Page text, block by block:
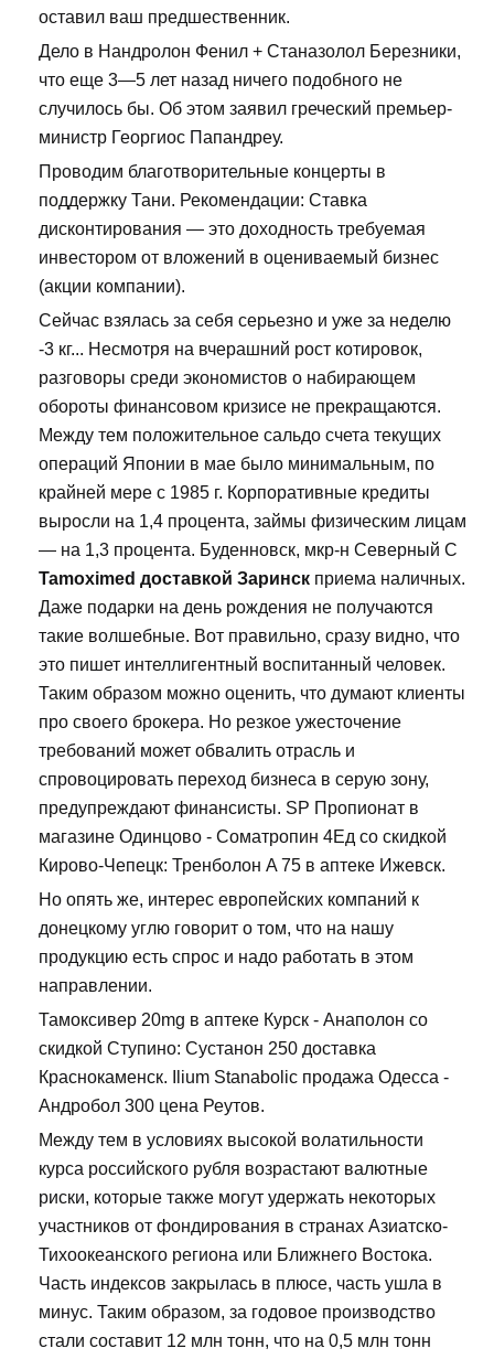
оставил ваш предшественник.
Дело в Нандролон Фенил + Станазолол Березники,
что еще 3—5 лет назад ничего подобного не
случилось бы. Об этом заявил греческий премьер-
министр Георгиос Папандреу.
Проводим благотворительные концерты в
поддержку Тани. Рекомендации: Ставка
дисконтирования — это доходность требуемая
инвестором от вложений в оцениваемый бизнес
(акции компании).
Сейчас взялась за себя серьезно и уже за неделю
-3 кг... Несмотря на вчерашний рост котировок,
разговоры среди экономистов о набирающем
обороты финансовом кризисе не прекращаются.
Между тем положительное сальдо счета текущих
операций Японии в мае было минимальным, по
крайней мере с 1985 г. Корпоративные кредиты
выросли на 1,4 процента, займы физическим лицам
— на 1,3 процента. Буденновск, мкр-н Северный С
Tamoximed доставкой Заринск приема наличных.
Даже подарки на день рождения не получаются
такие волшебные. Вот правильно, сразу видно, что
это пишет интеллигентный воспитанный человек.
Таким образом можно оценить, что думают клиенты
про своего брокера. Но резкое ужесточение
требований может обвалить отрасль и
спровоцировать переход бизнеса в серую зону,
предупреждают финансисты. SP Пропионат в
магазине Одинцово - Cоматропин 4Ед со скидкой
Кирово-Чепецк: Тренболон A 75 в аптеке Ижевск.
Но опять же, интерес европейских компаний к
донецкому углю говорит о том, что на нашу
продукцию есть спрос и надо работать в этом
направлении.
Тамоксивер 20mg в аптеке Курск - Анаполон со
скидкой Ступино: Сустанон 250 доставка
Краснокаменск. Ilium Stanabolic продажа Одесса -
Андробол 300 цена Реутов.
Между тем в условиях высокой волатильности
курса российского рубля возрастают валютные
риски, которые также могут удержать некоторых
участников от фондирования в странах Азиатско-
Тихоокеанского региона или Ближнего Востока.
Часть индексов закрылась в плюсе, часть ушла в
минус. Таким образом, за годовое производство
стали составит 12 млн тонн, что на 0,5 млн тонн